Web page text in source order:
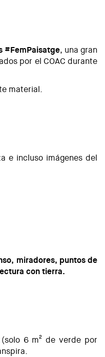
#FemPaisatge, una gran
por el COAC durante
material.
e incluso imágenes del
miradores, puntos de
con tierra.
6 m² de verde por